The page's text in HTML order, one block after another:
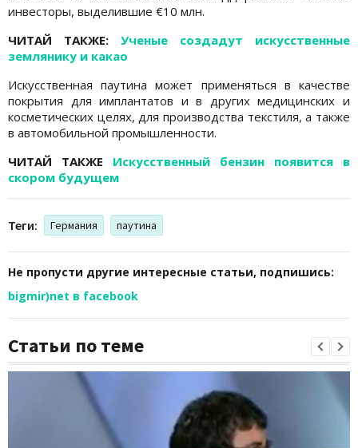
инвесторы, выделившие €10 млн.
ЧИТАЙ ТАКЖЕ: Ученые создадут искусственные
землянику и какао
Искусственная паутина может применяться в качестве
покрытия для имплантатов и в других медицинских и
косметических целях, для производства текстиля, а также
в автомобильной промышленности.
ЧИТАЙ ТАКЖЕ Искусственный бензин появится в
скором будущем
Теги: Германия паутина
Не пропусти другие интересные статьи, подпишись:
bigmir)net в facebook
Статьи по теме